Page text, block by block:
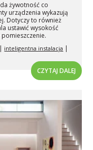
żywotność co
urządzenia wykazują
Dotyczy to również
ustawić wysokość
| inteligentna instalacja |
CZYTAJ DALEJ